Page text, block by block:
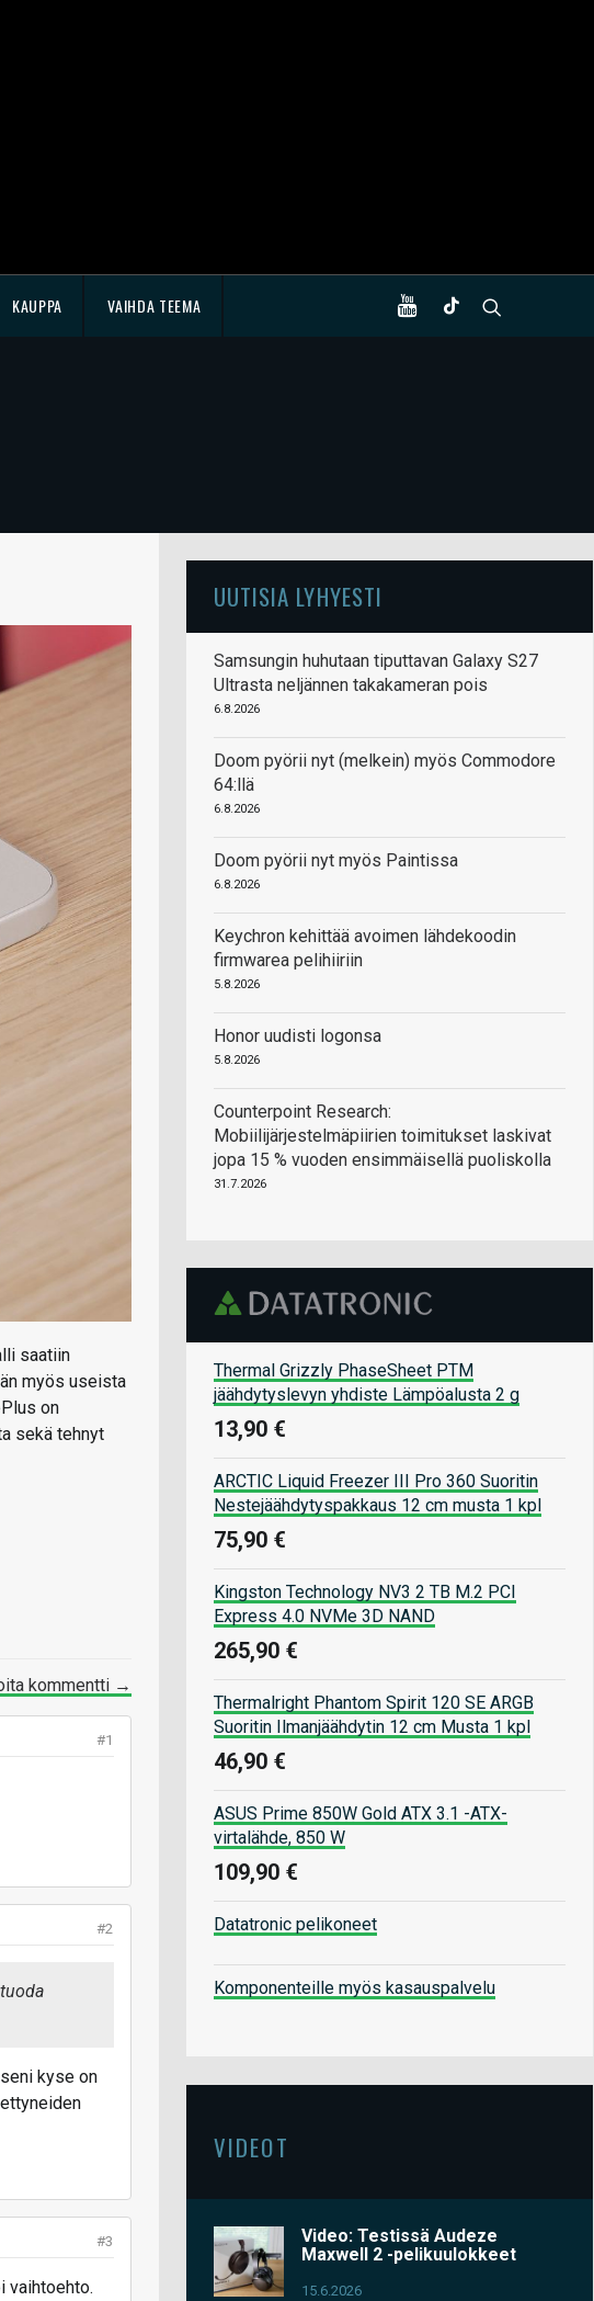
KAUPPA VAIHDA TEEMA
saatiin
myös useista
on
sekä tehnyt
kommentti →
#1
#2
kyse on
#3
vaihtoehto.
UUTISIA LYHYESTI
Samsungin huhutaan tiputtavan Galaxy S27
Ultrasta neljännen takakameran pois
6.8.2026
Doom pyörii nyt (melkein) myös Commodore
64:llä
6.8.2026
Doom pyörii nyt myös Paintissa
6.8.2026
Keychron kehittää avoimen lähdekoodin
firmwarea pelihiiriin
5.8.2026
Honor uudisti logonsa
5.8.2026
Counterpoint Research:
Mobiilijärjestelmäpiirien toimitukset laskivat
jopa 15 % vuoden ensimmäisellä puoliskolla
31.7.2026
Thermal Grizzly PhaseSheet PTM
jäähdytyslevyn yhdiste Lämpöalusta 2 g
13,90 €
ARCTIC Liquid Freezer III Pro 360 Suoritin
Nestejäähdytyspakkaus 12 cm musta 1 kpl
75,90 €
Kingston Technology NV3 2 TB M.2 PCI
Express 4.0 NVMe 3D NAND
265,90 €
Thermalright Phantom Spirit 120 SE ARGB
Suoritin Ilmanjäähdytin 12 cm Musta 1 kpl
46,90 €
ASUS Prime 850W Gold ATX 3.1 -ATX-
virtalähde, 850 W
109,90 €
Datatronic pelikoneet
Komponenteille myös kasauspalvelu
VIDEOT
Video: Testissä Audeze
Maxwell 2 -pelikuulokkeet
15.6.2026